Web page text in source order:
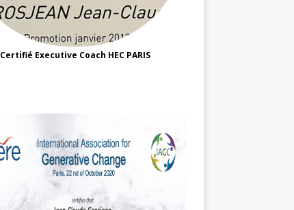
Certifié Executive Coach HEC PARIS